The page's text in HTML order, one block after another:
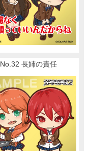
No.32 長姉の責任